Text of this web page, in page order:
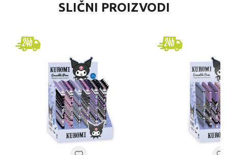
SLIČNI PROIZVODI